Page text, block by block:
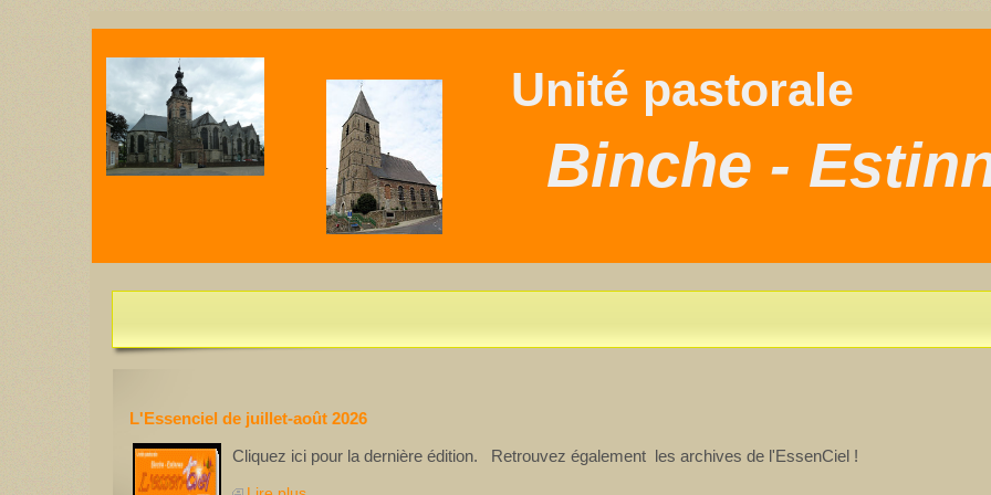
Unité pastorale
Binche -
L'Essentiel de juillet-août 2026 est disponible
L'Essenciel de juillet-août 2026
Cliquez ici pour la dernière édition. Retrouvez également les archives de l'EssenCiel !